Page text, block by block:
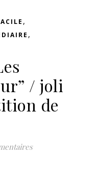
,
,
/ joli
de